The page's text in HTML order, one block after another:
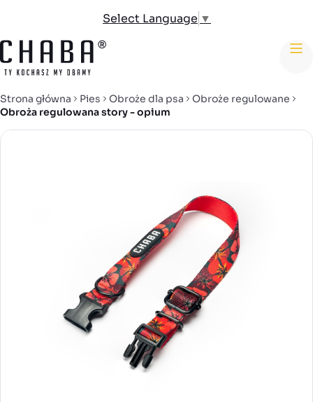
Select Language ▼
Strona główna Pies Obroże dla psa
Obroże regulowane
Obroża regulowana story - opium